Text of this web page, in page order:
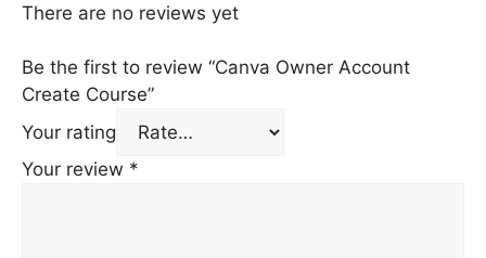
There are no reviews yet
Be the first to review “Canva Owner Account
Create Course”
Your rating
Your review *